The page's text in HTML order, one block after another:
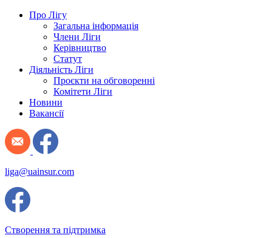
Про Лігу
Загальна інформація
Члени Ліги
Керівництво
Статут
Діяльність Ліги
Проєкти на обговоренні
Комітети Ліги
Новини
Вакансії
liga@uainsur.com
Створення та підтримка